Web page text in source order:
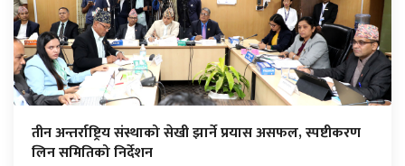
तीन अन्तर्राष्ट्रिय संस्थाको सेखी झार्ने प्रयास असफल, स्पष्टीकरण
लिन समितिको निर्देशन